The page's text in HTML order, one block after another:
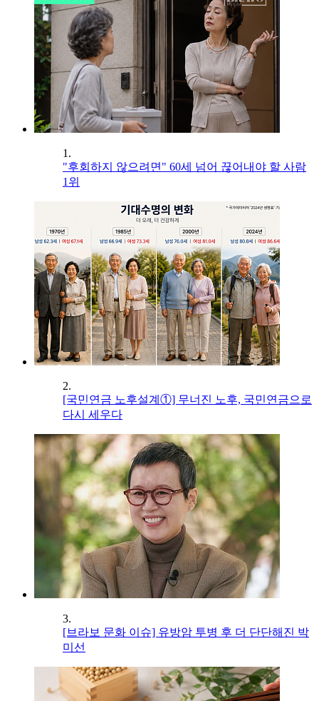
1.
"후회하지 않으려면" 60세 넘어 끊어내야 할 사람
1위
2.
[국민연금 노후설계①] 무너진 노후, 국민연금으로
다시 세우다
3.
[브라보 문화 이슈] 유방암 투병 후 더 단단해진 박
미선